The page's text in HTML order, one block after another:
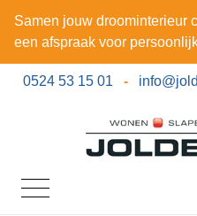
Samen jouw droominterieur
een afspraak voor
0524 53 15 01 -